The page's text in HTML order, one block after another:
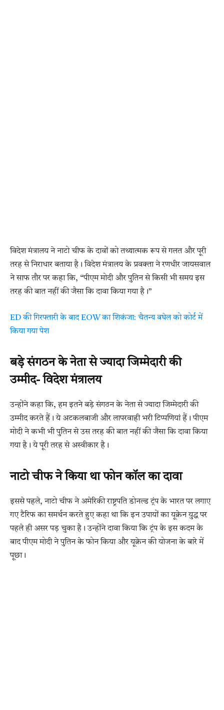
विदेश मंत्रालय ने नाटो चीफ के दावों को तथ्यात्मक रूप से गलत और पूरी
तरह से निराधार बताया है। विदेश मंत्रालय के प्रवक्ता ने रणधीर जायसवाल
ने साफ तौर पर कहा कि, “पीएम मोदी और पुतिन से किसी भी समय इस
तरह की बात नहीं की जैसा कि दावा किया गया है।”
ED की गिरफ्तारी के बाद EOW का शिकंजा: चैतन्य बघेल को कोर्ट में
किया गया पेश
बड़े संगठन के नेता से ज्यादा जिम्मेदारी की
उम्मीद- विदेश मंत्रालय
उन्होंने कहा कि, हम इतने बड़े संगठन के नेता से ज्यादा जिम्मेदारी की
उम्मीद करते हैं। ये अटकलबाजी और लापरवाही भरी टिप्पणियां हैं। पीएम
मोदी ने कभी भी पुतिन से उस तरह की बात नहीं की जैसा कि दावा किया
गया है। ये पूरी तरह से अस्वीकार है।
नाटो चीफ ने किया था फोन कॉल का दावा
इससे पहले, नाटो चीफ ने अमेरिकी राष्ट्रपति डोनल्ड ट्रंप के भारत पर लगाए
गए टैरिफ का समर्थन करते हुए कहा था कि इन उपायों का यूक्रेन युद्ध पर
पहले ही असर पड़ चुका है। उन्होंने दावा किया कि ट्रंप के इस कदम के
बाद पीएम मोदी ने पुतिन के फोन किया और यूक्रेन की योजना के बारे में
पूछा।